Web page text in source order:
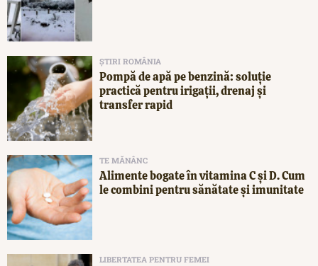
ȘTIRI ROMÂNIA
Pompă de apă pe benzină: soluție
practică pentru irigații, drenaj și
transfer rapid
TE MĂNÂNC
Alimente bogate în vitamina C și D. Cum
le combini pentru sănătate și imunitate
LIBERTATEA PENTRU FEMEI